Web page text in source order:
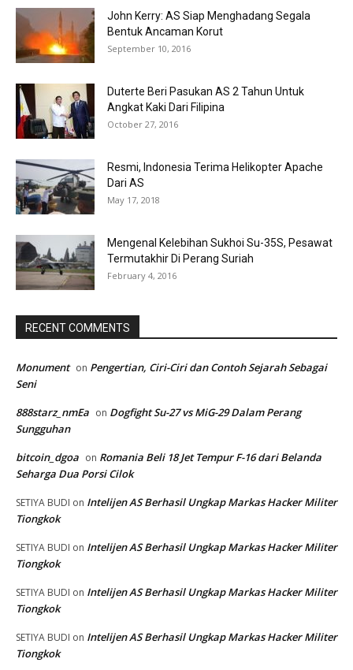
John Kerry: AS Siap Menghadang Segala
Bentuk Ancaman Korut
September 10, 2016
Duterte Beri Pasukan AS 2 Tahun Untuk
Angkat Kaki Dari Filipina
October 27, 2016
Resmi, Indonesia Terima Helikopter Apache
Dari AS
May 17, 2018
Mengenal Kelebihan Sukhoi Su-35S, Pesawat
Termutakhir Di Perang Suriah
February 4, 2016
RECENT COMMENTS
Monument on Pengertian, Ciri-Ciri dan Contoh Sejarah Sebagai
Seni
888starz_nmEa on Dogfight Su-27 vs MiG-29 Dalam Perang
Sungguhan
bitcoin_dgoa on Romania Beli 18 Jet Tempur F-16 dari Belanda
Seharga Dua Porsi Cilok
SETIYA BUDI on Intelijen AS Berhasil Ungkap Markas Hacker Militer
Tiongkok
SETIYA BUDI on Intelijen AS Berhasil Ungkap Markas Hacker Militer
Tiongkok
SETIYA BUDI on Intelijen AS Berhasil Ungkap Markas Hacker Militer
Tiongkok
SETIYA BUDI on Intelijen AS Berhasil Ungkap Markas Hacker Militer
Tiongkok